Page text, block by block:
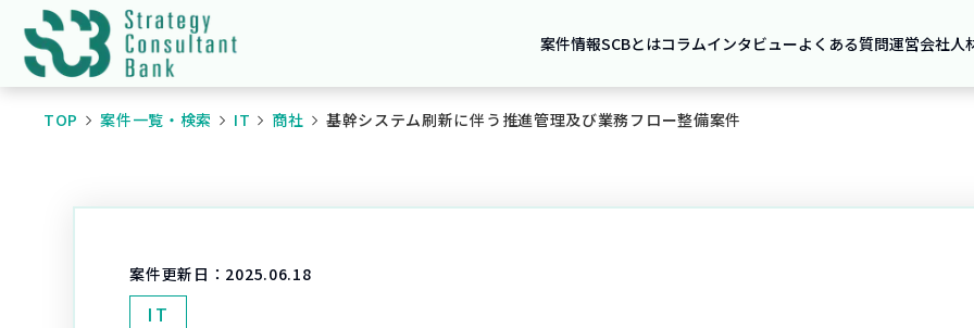
案件情報SCBとはコラムインタビューよくある質問運営会社人
TOP 案件一覧・検索 IT 商社 基幹システム刷新に伴う推進管理及び業務フロー整備案件
案件更新日： 2025.06.18
IT